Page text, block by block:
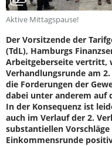
Aktive Mittagspause!
Der Vorsitzende der
(TdL), Hamburgs
Arbeitgeberseite vertritt,
Verhandlungsrunde am
die Forderungen der
dabei unter anderem auf
In der Konsequenz ist
auch im Verlauf der 2.
substantiellen
Einkommensrunde